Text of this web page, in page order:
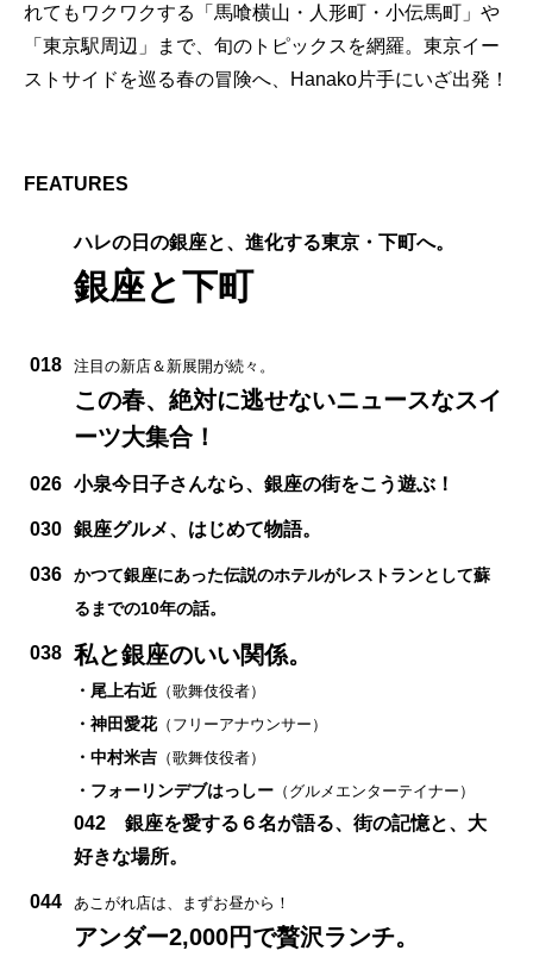
れてもワクワクする「馬喰横山・人形町・小伝馬町」や
「東京駅周辺」まで、旬のトピックスを網羅。東京イー
ストサイドを巡る春の冒険へ、Hanako片手にいざ出発！
FEATURES
ハレの日の銀座と、進化する東京・下町へ。
銀座と下町
018 注目の新店＆新展開が続々。
この春、絶対に逃せないニュースなスイ
ーツ大集合！
026 小泉今日子さんなら、銀座の街をこう遊ぶ！
030 銀座グルメ、はじめて物語。
036
かつて銀座にあった伝説のホテルがレストランとして蘇
るまでの10年の話。
038 私と銀座のいい関係。
・尾上右近 （歌舞伎役者）
・神田愛花（フリーアナウンサー）
・中村米吉 （歌舞伎役者）
・フォーリンデブはっしー （グルメエンターテイナー）
042 銀座を愛する６名が語る、街の記憶と、大
好きな場所。
044 あこがれ店は、まずお昼から！
アンダー2,000円で贅沢ランチ。